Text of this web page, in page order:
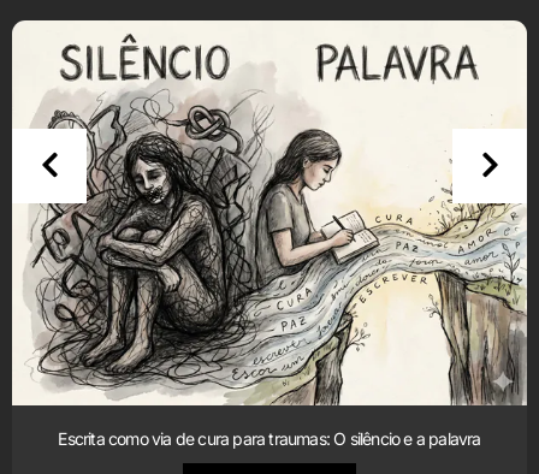
Escrita como via de cura para traumas: O silêncio e a palavra